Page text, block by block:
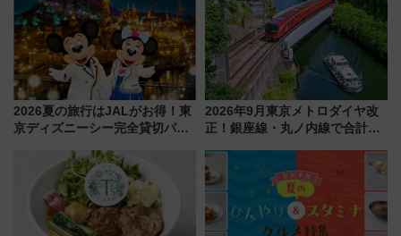
横浜へ！
2026夏の旅行はJALがお得！東
京ディズニーシー完全貸切パー
ーン始まる 条件は「夏の国内
線に2回搭乗」
2026年9月東京メトロダイヤ改
正！銀座線・丸ノ内線で合計
待